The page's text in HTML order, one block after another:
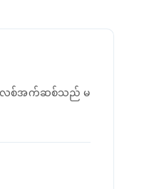
ောလစ်အက်ဆစ်သည် မ